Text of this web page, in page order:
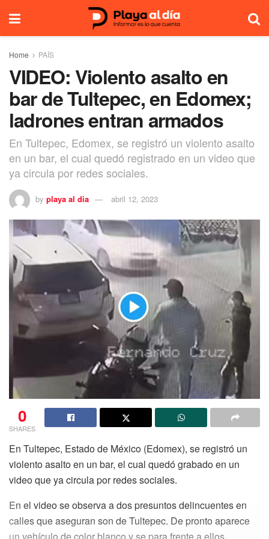
Home PAÍS
VIDEO: Violento asalto en
bar de Tultepec, en Edomex;
ladrones entran armados
En Tultepec, Edomex, se registró un violento asalto
en un bar, el cual quedó registrado en un video que
ya circula por redes sociales.
by playa al dia abril 12, 2023
0
SHARES
En Tultepec, Estado de México (Edomex), se registró un
violento asalto en un bar, el cual quedó grabado en un
video que ya circula por redes sociales.
En el video se observa a dos presuntos delincuentes en
calles que aseguran son de Tultepec. De pronto aparece
un vehículo de color blanco y se para frente a ellos.